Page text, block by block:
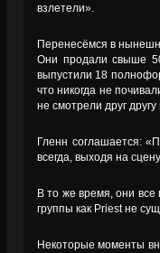
взлетели».
Перенесёмся в
Они продали свыше
выпустили 18
что никогда не
не смотрели друг другу
Гленн соглашается:
всегда, выходя на
В то же время, они все
группы как Priest не
Некоторые моменты